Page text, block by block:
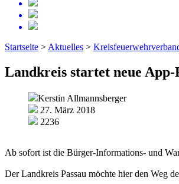
Startseite > Aktuelles >
Landkreis startet neue
Kerstin Allmannsberger
27. März 2018
2236
Ab sofort ist die Bürger-Informations- und
Der Landkreis Passau möchte hier den Weg